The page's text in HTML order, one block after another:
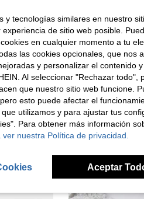
1 pieza Herramientas para peinar el cabello: Cepillo de control de bordes, peine de cola de caballo, cepillo anti-enredos para cabello húmedo. Adecuado para varios estilos de peinado y fácil de transportar
en Herramientas para peinar el cabello 3,08€
y tecnologías similares en nuestro
de sitio web posible.
en cualquier momento a tu
las cookies opcionales, que nos
y personalizar el contenido
Al seleccionar "Rechazar
que nuestro sitio web funcione.
esto puede afectar el
utilizamos y para ajustar tus
Para obtener más información
nuestra Política de privacidad.
Aceptar